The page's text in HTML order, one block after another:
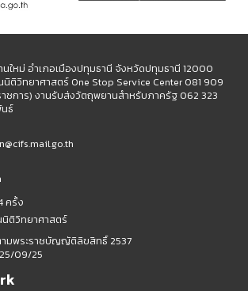
นใหม่ อำเภอเมืองปทุมธานี จังหวัดปทุมธานี 12000
ติวิทยาศาสตร์ One Stop Service Center 081 909
าชการ) งานรับส่งวัตถุพยานสำหรับภาครัฐ 062 323
ธ์
ครั้ง
นิติวิทยาศาสตร์
มพระราชบัญญัติลิขสิทธิ์ 2537
25/09/25